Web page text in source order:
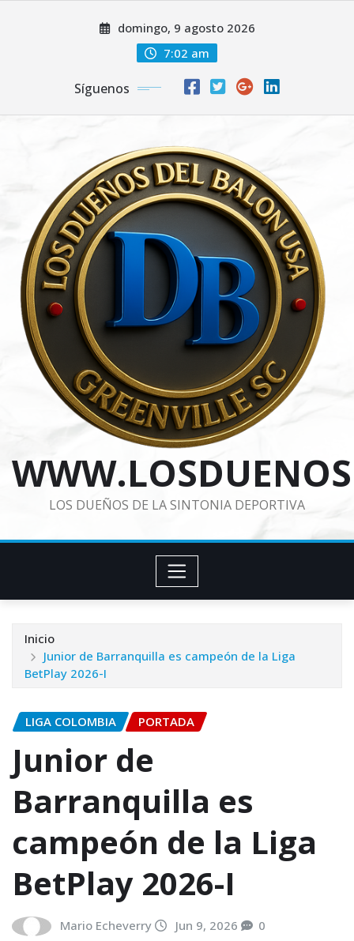
domingo, 9 agosto 2026
7:02 am
Síguenos
LOS DUEÑOS DE LA SINTONIA DEPORTIVA
Inicio
Junior de Barranquilla es campeón de la Liga
BetPlay 2026-I
LIGA COLOMBIA PORTADA
Junior de
Barranquilla es
campeón de la Liga
BetPlay 2026-I
Mario Echeverry Jun 9, 2026 0